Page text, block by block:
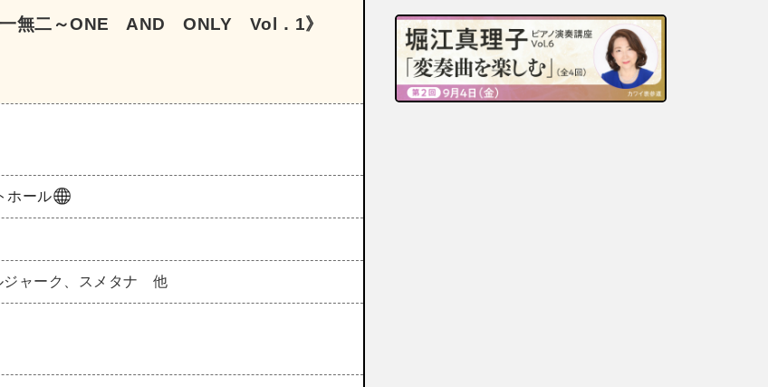
一無二～ONE AND ONLY Vol．1》
ホール
ジャーク、スメタナ 他